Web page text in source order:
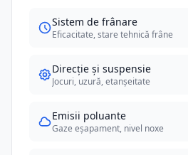
Sistem de frânare
Eficacitate, stare tehnică frâne
Direcție și suspensie
Jocuri, uzură, etanșeitate
Emisii poluante
Gaze eșapament, nivel noxe